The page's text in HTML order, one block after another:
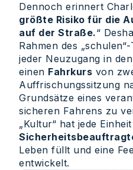
Dennoch erinnert
größte Risiko für die
auf der Straße.“
Rahmen des
jeder Neuzugang in
einen Fahrkurs von
Auffrischungssitzung
Grundsätze eines
sicheren Fahrens zu
„Kultur“ hat jede
Leben füllt und eine
entwickelt.